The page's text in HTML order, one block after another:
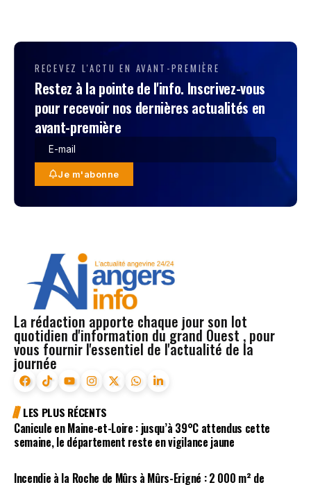
RECEVEZ L'ACTU EN AVANT-PREMIÈRE
Restez à la pointe de l'info. Inscrivez-vous
pour recevoir nos dernières actualités en
avant-première
Je m'abonne
La rédaction apporte chaque jour son lot
quotidien d'information du grand Ouest , pour
vous fournir l'essentiel de l'actualité de la
journée
LES PLUS RÉCENTS
Canicule en Maine-et-Loire : jusqu’à 39°C attendus cette
semaine, le département reste en vigilance jaune
Incendie à la Roche de Mûrs à Mûrs-Erigné : 2 000 m² de